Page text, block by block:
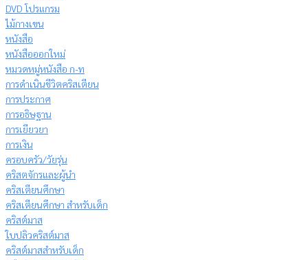
DVD โปรแกรม
ไม้กางเขน
หนังสือ
หนังสือออกใหม่
หมวดหมู่หนังสือ ก-ท
การดำเนินชีวิตคริสเตียน
การประกาศ
การอธิษฐาน
การเยียวยา
การเงิน
ครอบครัว/วัยรุ่น
คริสตจักรและผู้นำ
คริสเตียนศึกษา
คริสเตียนศึกษา สำหรับเด็ก
คริสต์มาส
ใบปลิวคริสต์มาส
คริสต์มาสสำหรับเด็ก